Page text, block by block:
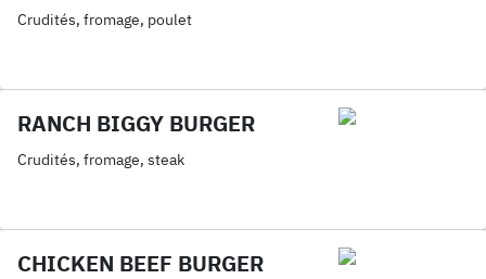
Crudités, fromage, poulet
RANCH BIGGY BURGER
Crudités, fromage, steak
CHICKEN BEEF BURGER